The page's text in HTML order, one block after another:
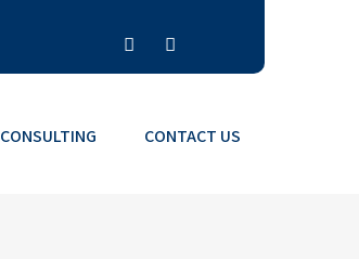
CONSULTING CONTACT US